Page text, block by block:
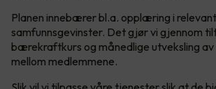
Planen innebærer bl.a. opplæring i
samfunnsgevinster. Det gjør vi gjennom
bærekraftkurs og månedlige utveksling
mellom medlemmene.